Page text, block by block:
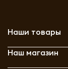
Наши товары
Наш магазин